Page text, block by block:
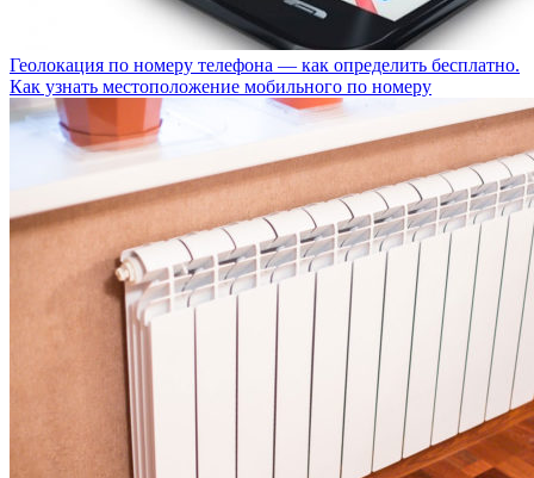
Геолокация по номеру телефона — как определить бесплатно.
Как узнать местоположение мобильного по номеру